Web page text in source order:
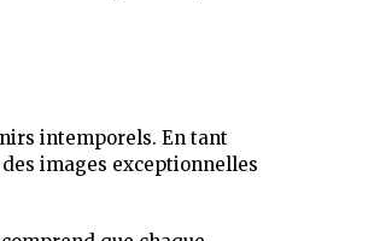
intemporels. En tant
images exceptionnelles